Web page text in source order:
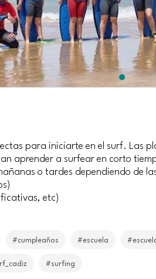
para iniciarte en el surf. Las
aprender a surfear en corto
o tardes dependiendo de
etc)
#cumpleaños #escuela
#surfing